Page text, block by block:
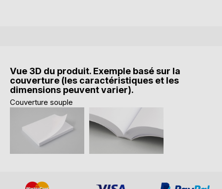
Vue 3D du produit. Exemple basé sur la
couverture (les caractéristiques et les
dimensions peuvent varier).
Couverture souple